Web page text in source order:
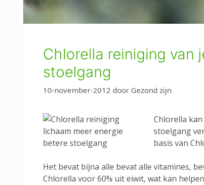
Chlorella reiniging van
stoelgang
10-november-2012 door Gezond zijn
Chlorella
stoelgang
basis van
Het bevat bijna alle bevat alle vitamines,
Chlorella voor 60% uit eiwit, wat kan